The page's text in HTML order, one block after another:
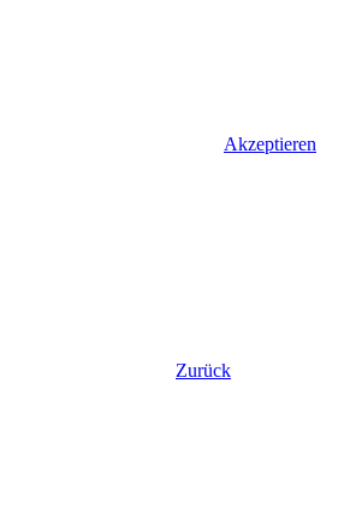
Akzeptieren
Zurück